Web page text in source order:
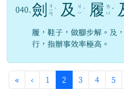
040. 劍 ㄐ
ㄧ
ㄢ
ˋ 及
ㄐ
ㄧ ˊ 履 ㄌ
ㄩ ˇ
履，鞋子，做腳步解。及
行，指辦事效率極高。
«第一頁
‹上一頁
1 2(目前頁次)
3 4 5